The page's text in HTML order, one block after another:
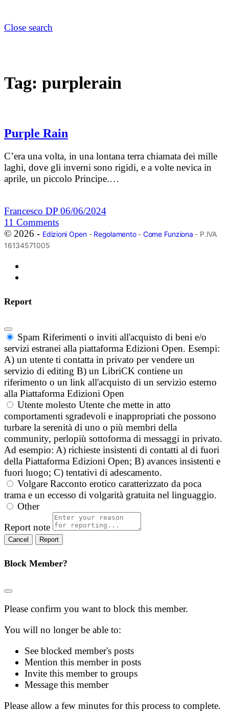
Close search
Tag: purplerain
Purple Rain
C’era una volta, in una lontana terra chiamata dei mille
laghi, dove gli inverni sono rigidi, e a volte nevica in
aprile, un piccolo Principe.…
Francesco DP 06/06/2024
11 Comments
© 2026 - Edizioni Open- Regolamento- Come Funziona - P.IVA
16134571005
Report
Spam Riferimenti o inviti all'acquisto di beni e/o
servizi estranei alla piattaforma Edizioni Open. Esempi:
A) un utente ti contatta in privato per vendere un
servizio di editing B) un LibriCK contiene un
riferimento o un link all'acquisto di un servizio esterno
alla Piattaforma Edizioni Open
Utente molesto Utente che mette in atto
comportamenti sgradevoli e inappropriati che possono
turbare la serenità di uno o più membri della
community, perlopiù sottoforma di messaggi in privato.
Ad esempio: A) richieste insistenti di contatti al di fuori
della Piattaforma Edizioni Open; B) avances insistenti e
fuori luogo; C) tentativi di adescamento.
Volgare Racconto erotico caratterizzato da poca
trama e un eccesso di volgarità gratuita nel linguaggio.
Other
Report note
Report
Block Member?
Please confirm you want to block this member.
You will no longer be able to:
See blocked member's posts
Mention this member in posts
Invite this member to groups
Message this member
Please allow a few minutes for this process to complete.